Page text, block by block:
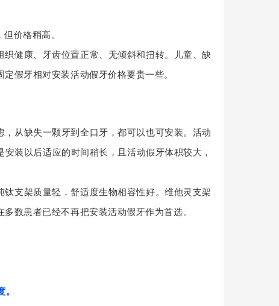
价格稍高。
健康、牙齿位置正常、无倾斜和扭转。儿童、缺
假牙相对安装活动假牙价格要贵一些。
从缺失一颗牙到全口牙，都可以也可安装。活动
装以后适应的时间稍长，且活动假牙体积较大，
支架质量轻，舒适度生物相容性好。维他灵支架
数患者已经不再把安装活动假牙作为首选。